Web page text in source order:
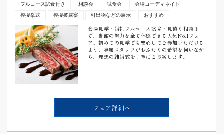
フルコース試食付き 相談会 試食会
会場コーディネイト
模擬挙式
模擬披露宴 引出物などの展示 おすすめ
会場見学・婚礼フルコース試食・見積り相談ま
で、当館の魅力を全て体感できる人気No.1フェ
ア。初めての見学でも安心してご参加いただける
よう、専属スタッフがおふたりの希望を伺いなが
ら、理想の結婚式を丁寧にご提案します。
フェア詳細へ